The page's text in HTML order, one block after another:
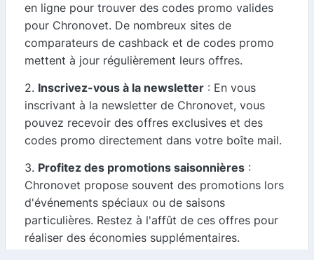
en ligne pour trouver des codes promo valides
pour Chronovet. De nombreux sites de
comparateurs de cashback et de codes promo
mettent à jour régulièrement leurs offres.
2. Inscrivez-vous à la newsletter : En vous
inscrivant à la newsletter de Chronovet, vous
pouvez recevoir des offres exclusives et des
codes promo directement dans votre boîte mail.
3. Profitez des promotions saisonnières :
Chronovet propose souvent des promotions lors
d'événements spéciaux ou de saisons
particulières. Restez à l'affût de ces offres pour
réaliser des économies supplémentaires.